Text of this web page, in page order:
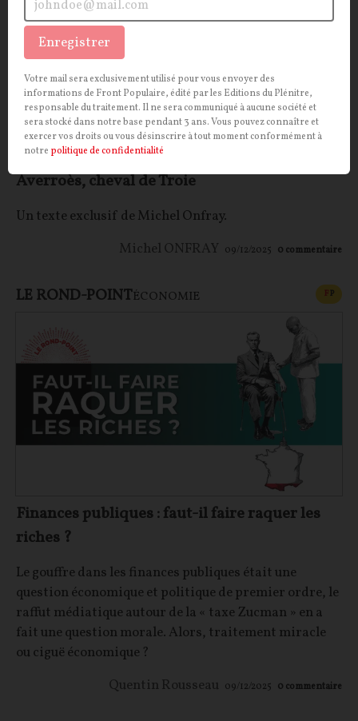
Averroès, cheval de Troie
Un texte exclusif de Michel Onfray.
Michel ONFRAY 09/12/2025 0 commentaire
LE ROND-POINTÉCONOMIE FP
Finances publiques : faut-il faire raquer les
riches ?
Le gouffre dans les finances publiques était une
question économique et politique de premier ordre, le
raffut médiatique autour de la « taxe Zucman » en a
fait une question morale. Alors, traitement miracle
ou ciguë économique ?
Quentin Rousseau 09/12/2025 0 commentaire
Enregistrer
Votre mail sera exclusivement utilisé pour vous envoyer des
informations de Front Populaire, édité par les Editions du Plénitre,
responsable du traitement. Il ne sera communiqué à aucune société et
sera stocké dans notre base pendant 3 ans. Vous pouvez connaître et
exercer vos droits ou vous désinscrire à tout moment conformément à
notre politique de confidentialité